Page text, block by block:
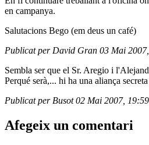
en campanya.
Salutacions Bego (em deus un café)
Publicat per David Gran 03 Mai
Sembla ser que el Sr. Aregio i
Perqué serà,... hi ha una aliança
Publicat per Busot 02 Mai 2007, 19:59
Afegeix un comentari